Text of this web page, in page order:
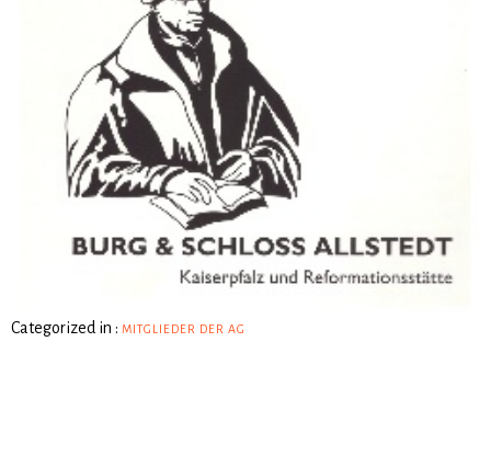
Categorized in : MITGLIEDER DER AG